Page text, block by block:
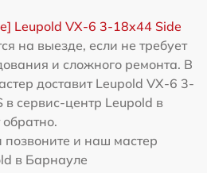
Leupold VX-6 3-18x44 Side
на выезде, если не требует
и сложного ремонта. В
доставит Leupold VX-6 3-
в сервис-центр Leupold в
и наш мастер
в Барнауле